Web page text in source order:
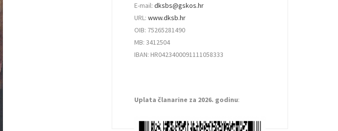
E-mail: dksbs@gskos.hr
URL: www.dksb.hr
OIB: 75265281490
MB: 3412504
IBAN: HR0423400091111058333
Uplata članarine za 2026. godinu: